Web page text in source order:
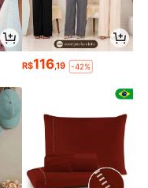
R$116,19 -42%